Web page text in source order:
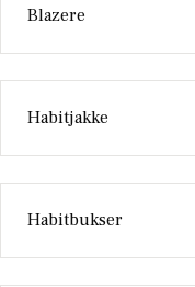
Blazere
Habitjakke
Habitbukser